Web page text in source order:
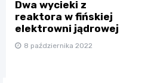
Dwa wycieki z
reaktora w fińskiej
elektrowni jądrowej
8 października 2022